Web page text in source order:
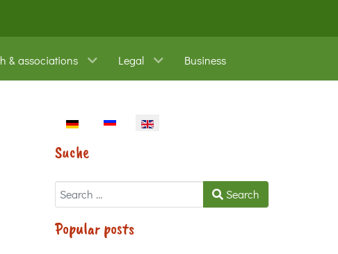
& associations Legal Business
Select your language
Suche
Search Search
Popular posts